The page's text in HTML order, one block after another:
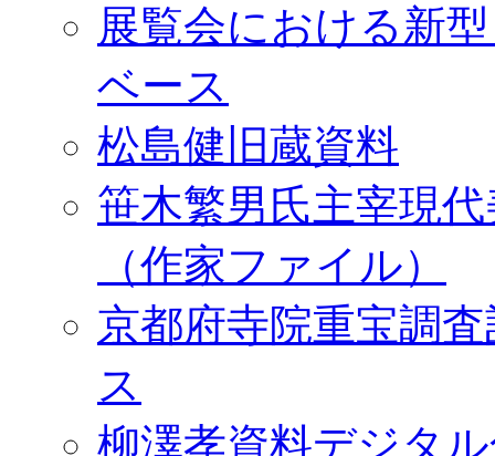
展覧会における新
ベース
松島健旧蔵資料
笹木繁男氏主宰現
（作家ファイル）
京都府寺院重宝調
ス
柳澤孝資料デジタ